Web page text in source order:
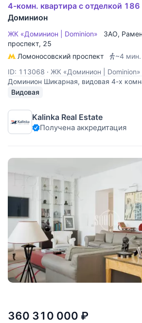
4-комн. квартира с отделкой
Доминион
ЖК «Доминион | Dominion» ЗАО,
проспект, 25
Ломоносовский проспект
~4
ID: 113068 · ЖК «Доминион | Dominion»
Доминион Шикарная, видовая 4-х
площадью 194 кв.м. в Жилом
гостиную и 3 спальни. Сделан
ремонт, вся мебель и техника ведущих
Видовая
Kalinka Real Estate
Получена аккредитация
360 310 000 ₽